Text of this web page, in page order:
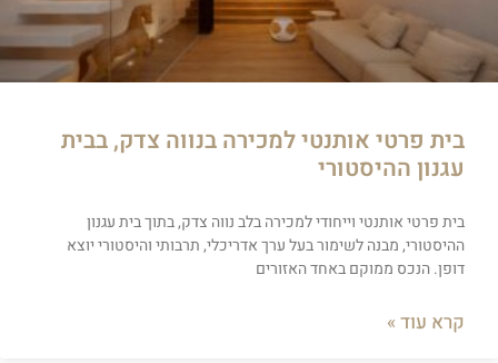
בית פרטי אותנטי למכירה בנווה צדק, בבית
עגנון ההיסטורי
בית פרטי אותנטי וייחודי למכירה בלב נווה צדק, בתוך בית עגנון
ההיסטורי, מבנה לשימור בעל ערך אדריכלי, תרבותי והיסטורי יוצא
דופן. הנכס ממוקם באחד האזורים
קרא עוד »